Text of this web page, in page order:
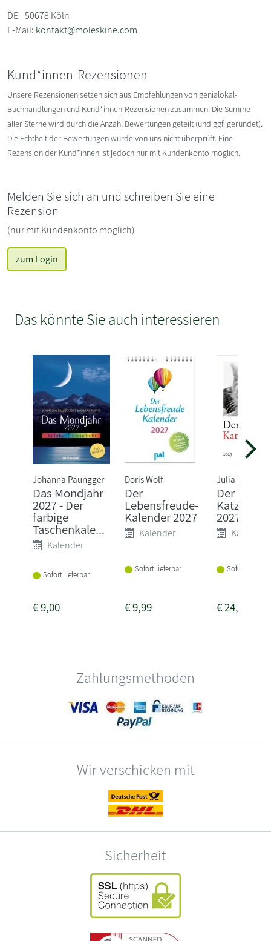
DE - 50678 Köln
E-Mail: kontakt@moleskine.com
Kund*innen-Rezensionen
Unsere Rezensionen setzen sich aus Empfehlungen von genialokal-
Buchhandlungen und Kund*innen-Rezensionen zusammen. Die Summe
aller Sterne wird durch die Anzahl Bewertungen geteilt (und ggf. gerundet).
Die Echtheit der Bewertungen wurde von uns nicht überprüft. Eine
Rezension der Kund*innen ist jedoch nur mit Kundenkonto möglich.
Melden Sie sich an und schreiben Sie eine
Rezension
(nur mit Kundenkonto möglich)
zum Login
Das könnte Sie auch interessieren
Johanna Paungger
Das Mondjahr
2027 - Der
farbige
Taschenkale...
Kalender
Sofort lieferbar
€9,00
Doris Wolf
Der
Lebensfreude-
Kalender 2027
Kalender
Sofort lieferbar
€9,99
Julia
Der
2027
Kalender
Sofort
€24,95
Zahlungsmethoden
Wir verschicken mit
Sicherheit